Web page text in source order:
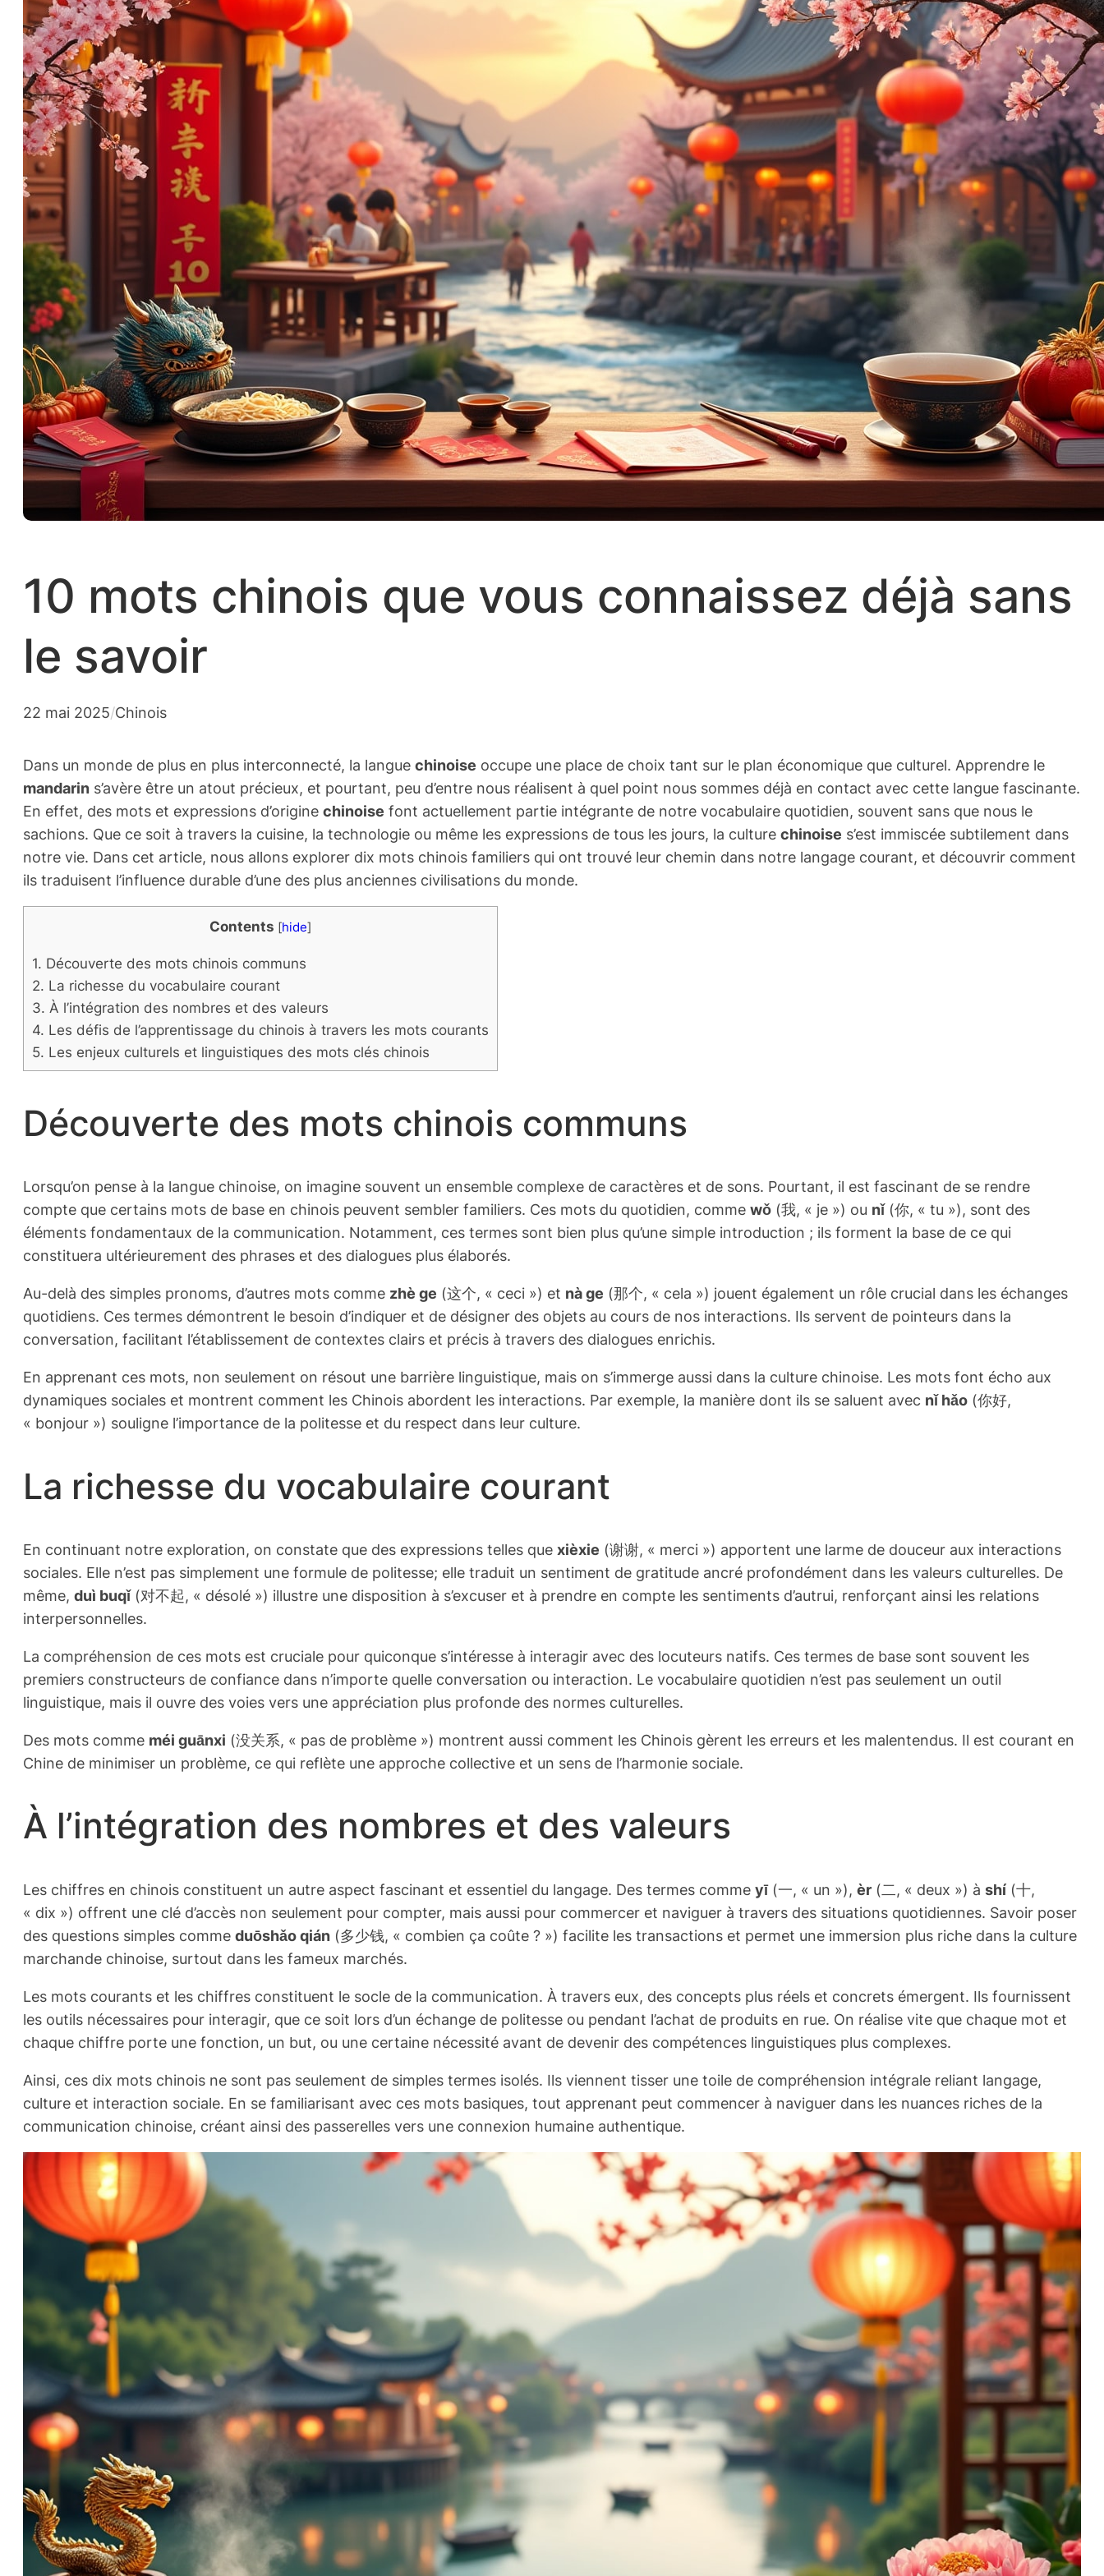
10 mots chinois que vous connaissez déjà sans
le savoir
22 mai 2025/Chinois
Dans un monde de plus en plus interconnecté, la langue chinoise occupe une place de choix tant sur le plan économique que culturel. Apprendre le
mandarin s’avère être un atout précieux, et pourtant, peu d’entre nous réalisent à quel point nous sommes déjà en contact avec cette langue fascinante.
En effet, des mots et expressions d’origine chinoise font actuellement partie intégrante de notre vocabulaire quotidien, souvent sans que nous le
sachions. Que ce soit à travers la cuisine, la technologie ou même les expressions de tous les jours, la culture chinoise s’est immiscée subtilement dans
notre vie. Dans cet article, nous allons explorer dix mots chinois familiers qui ont trouvé leur chemin dans notre langage courant, et découvrir comment
ils traduisent l’influence durable d’une des plus anciennes civilisations du monde.
Contents [hide]
1. Découverte des mots chinois communs
2. La richesse du vocabulaire courant
3. À l’intégration des nombres et des valeurs
4. Les défis de l’apprentissage du chinois à travers les mots courants
5. Les enjeux culturels et linguistiques des mots clés chinois
Découverte des mots chinois communs
Lorsqu’on pense à la langue chinoise, on imagine souvent un ensemble complexe de caractères et de sons. Pourtant, il est fascinant de se rendre
compte que certains mots de base en chinois peuvent sembler familiers. Ces mots du quotidien, comme wǒ (我, « je ») ou nǐ(你, « tu »), sont des
éléments fondamentaux de la communication. Notamment, ces termes sont bien plus qu’une simple introduction ; ils forment la base de ce qui
constituera ultérieurement des phrases et des dialogues plus élaborés.
Au-delà des simples pronoms, d’autres mots comme zhè ge (这个, « ceci ») et nà ge (那个, « cela ») jouent également un rôle crucial dans les échanges
quotidiens. Ces termes démontrent le besoin d’indiquer et de désigner des objets au cours de nos interactions. Ils servent de pointeurs dans la
conversation, facilitant l’établissement de contextes clairs et précis à travers des dialogues enrichis.
En apprenant ces mots, non seulement on résout une barrière linguistique, mais on s’immerge aussi dans la culture chinoise. Les mots font écho aux
dynamiques sociales et montrent comment les Chinois abordent les interactions. Par exemple, la manière dont ils se saluent avec nǐ hǎo (你好,
« bonjour ») souligne l’importance de la politesse et du respect dans leur culture.
La richesse du vocabulaire courant
En continuant notre exploration, on constate que des expressions telles que xièxie (谢谢, « merci ») apportent une larme de douceur aux interactions
sociales. Elle n’est pas simplement une formule de politesse; elle traduit un sentiment de gratitude ancré profondément dans les valeurs culturelles. De
même, duì buqǐ(对不起, « désolé ») illustre une disposition à s’excuser et à prendre en compte les sentiments d’autrui, renforçant ainsi les relations
interpersonnelles.
La compréhension de ces mots est cruciale pour quiconque s’intéresse à interagir avec des locuteurs natifs. Ces termes de base sont souvent les
premiers constructeurs de confiance dans n’importe quelle conversation ou interaction. Le vocabulaire quotidien n’est pas seulement un outil
linguistique, mais il ouvre des voies vers une appréciation plus profonde des normes culturelles.
Des mots comme méi guānxi (没关系, « pas de problème ») montrent aussi comment les Chinois gèrent les erreurs et les malentendus. Il est courant en
Chine de minimiser un problème, ce qui reflète une approche collective et un sens de l’harmonie sociale.
À l’intégration des nombres et des valeurs
Les chiffres en chinois constituent un autre aspect fascinant et essentiel du langage. Des termes comme yī(一, « un »), èr (二, « deux ») à shí (十,
« dix ») offrent une clé d’accès non seulement pour compter, mais aussi pour commercer et naviguer à travers des situations quotidiennes. Savoir poser
des questions simples comme duōshǎo qián (多少钱, « combien ça coûte ? ») facilite les transactions et permet une immersion plus riche dans la culture
marchande chinoise, surtout dans les fameux marchés.
Les mots courants et les chiffres constituent le socle de la communication. À travers eux, des concepts plus réels et concrets émergent. Ils fournissent
les outils nécessaires pour interagir, que ce soit lors d’un échange de politesse ou pendant l’achat de produits en rue. On réalise vite que chaque mot et
chaque chiffre porte une fonction, un but, ou une certaine nécessité avant de devenir des compétences linguistiques plus complexes.
Ainsi, ces dix mots chinois ne sont pas seulement de simples termes isolés. Ils viennent tisser une toile de compréhension intégrale reliant langage,
culture et interaction sociale. En se familiarisant avec ces mots basiques, tout apprenant peut commencer à naviguer dans les nuances riches de la
communication chinoise, créant ainsi des passerelles vers une connexion humaine authentique.